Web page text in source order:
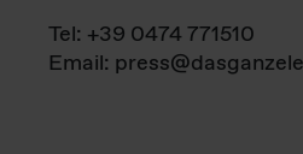
Tel: +39 0474 771510
Email: